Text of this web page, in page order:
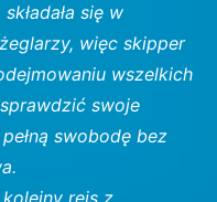
się w
więc skipper
wszelkich
swoje
swobodę bez